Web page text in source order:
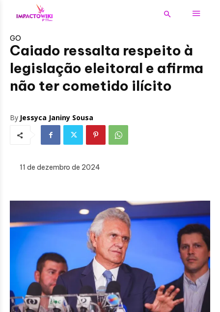
GO
Caiado ressalta respeito à
legislação eleitoral e afirma
não ter cometido ilícito
By Jessyca Janiny Sousa
11 de dezembro de 2024